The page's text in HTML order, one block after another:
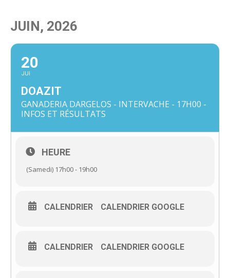
JUIN, 2026
20
JUI
DOAZIT
GANADERIA DARGELOS - INTERVACHE - 17H00 -
INFOS ET RÉSULTATS
HEURE
(Samedi) 17h00 - 19h00
CALENDRIER CALENDRIER GOOGLE
CALENDRIER CALENDRIER GOOGLE